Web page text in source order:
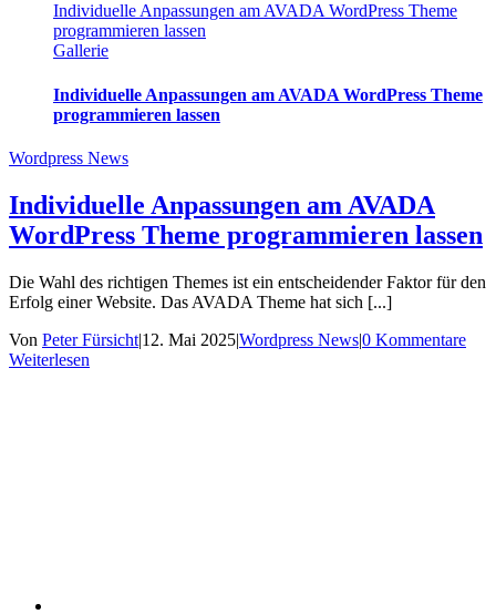
Individuelle Anpassungen am AVADA WordPress Theme
programmieren lassen
Gallerie
Individuelle Anpassungen am AVADA WordPress Theme
programmieren lassen
Wordpress News
Individuelle Anpassungen am AVADA
WordPress Theme programmieren lassen
Die Wahl des richtigen Themes ist ein entscheidender Faktor für den
Erfolg einer Website. Das AVADA Theme hat sich [...]
Von Peter Fürsicht|12. Mai 2025|Wordpress News|0 Kommentare
Weiterlesen